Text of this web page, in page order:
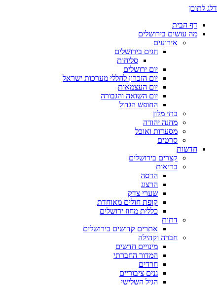
דלג לתוכן
דף הבית
מה עושים בירושלים
אירועים
חגים בירושלים
סליחות
יום ירושלים
יום הזכרון לחללי מערכות ישראל
יום העצמאות
יום השואה והגבורה
החופש הגדול
בתי מלון
מחנה יהודה
מסעדות ואוכל
סרטים
חדשות
קצרים בירושלים
בריאות
הדסה
הרצוג
שערי צדק
קופת חולים מאוחדת
כללית מחוז ירושלים
דתות
אתרים קדושים בירושלים
חברה וקהילה
מינויים חדשים
המדור החברתי
חרדים
גנים ציבוריים
הגיל השלישי